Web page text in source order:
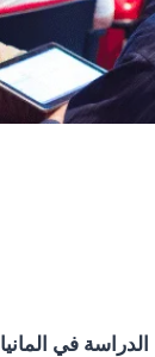
الدراسة في المانيا